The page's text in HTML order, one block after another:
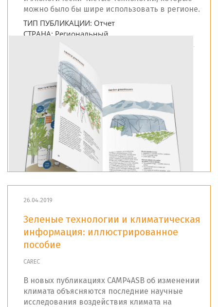
можно было бы шире использовать в регионе.
ТИП ПУБЛИКАЦИИ: Отчет
СТРАНА: Региональный
26.04.2019
Зеленые технологии и климатическая
информация: иллюстрированное
пособие
CAREC
В новых публикациях CAMP4ASB об изменении
климата объясняются последние научные
исследования воздействия климата на